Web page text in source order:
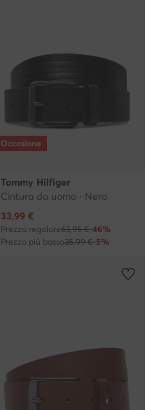
Occasione
Tommy Hilfiger
Cintura da uomo · Nero
Prezzo attuale
33,99 €
Prezzo regolare63,95 €-46%
Prezzo più basso35,99 €-5%